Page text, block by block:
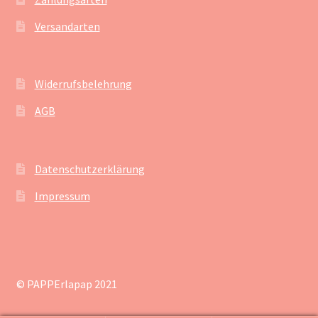
Versandarten
Widerrufsbelehrung
AGB
Datenschutzerklärung
Impressum
© PAPPErlapap 2021